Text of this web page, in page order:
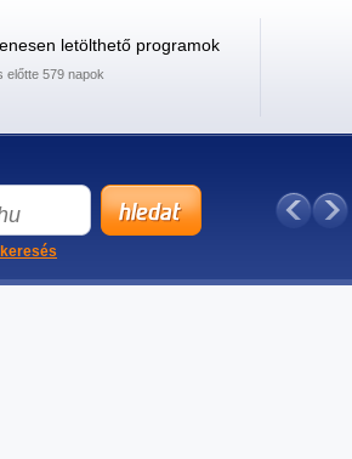
letölthető programok
előtte 579 napok